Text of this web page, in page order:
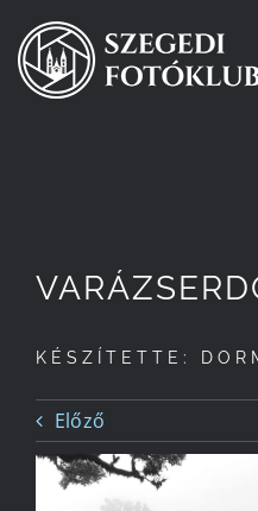
Kihagyás
Pályázatok
Tagjaink
Csatlakozz!
KÉSZÍTETTE:
Előző